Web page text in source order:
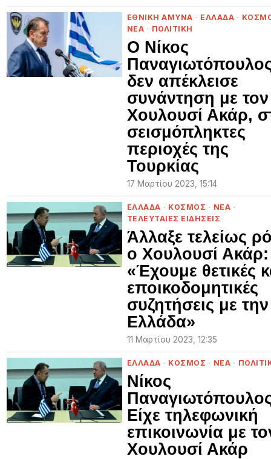
ΕΘΝΙΚΗ ΑΜΥΝΑ · ΕΛΛΑΔΑ ·
ΝΕΑ · ΠΟΛΙΤΙΚΗ
Ο Νίκος
δεν απέκλεισε
συνάντηση με τον
Χουλουσί Ακάρ,
σεισμόπληκτες
περιοχές της
Τουρκίας
17 Μαρτίου 2023, 15:14
ΕΛΛΑΔΑ · ΚΟΣΜΟΣ · ΝΕΑ ·
ΤΕΛΕΥΤΑΙΕΣ ΕΙΔΗΣΕΙΣ
Άλλαξε τελείως
ο Χουλουσί Ακάρ:
«Έχουμε θετικές
εποικοδομητικές
συζητήσεις με την
Ελλάδα»
11 Μαρτίου 2023, 12:35
ΕΛΛΑΔΑ · ΚΟΣΜΟΣ · ΝΕΑ ·
Νίκος
Είχε τηλεφωνική
επικοινωνία με
Χουλουσί Ακάρ